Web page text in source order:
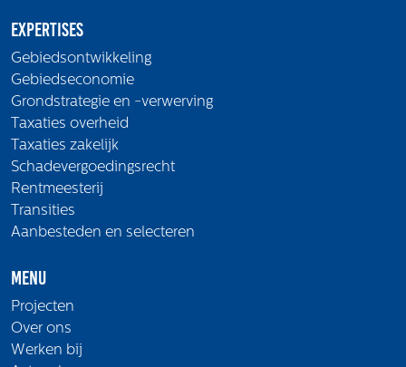
Expertises
Gebiedsontwikkeling
Gebiedseconomie
Grondstrategie en -verwerving
Taxaties overheid
Taxaties zakelijk
Schadevergoedingsrecht
Rentmeesterij
Transities
Aanbesteden en selecteren
Menu
Projecten
Over ons
Werken bij